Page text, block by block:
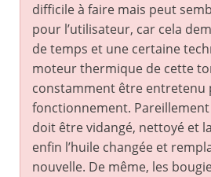
difficile à faire mais peut
pour l’utilisateur, car cela
de temps et une certaine
moteur thermique de cette
constamment être entretenu
fonctionnement.
doit être vidangé, nettoyé et
enfin l’huile changée et
nouvelle. De même, les